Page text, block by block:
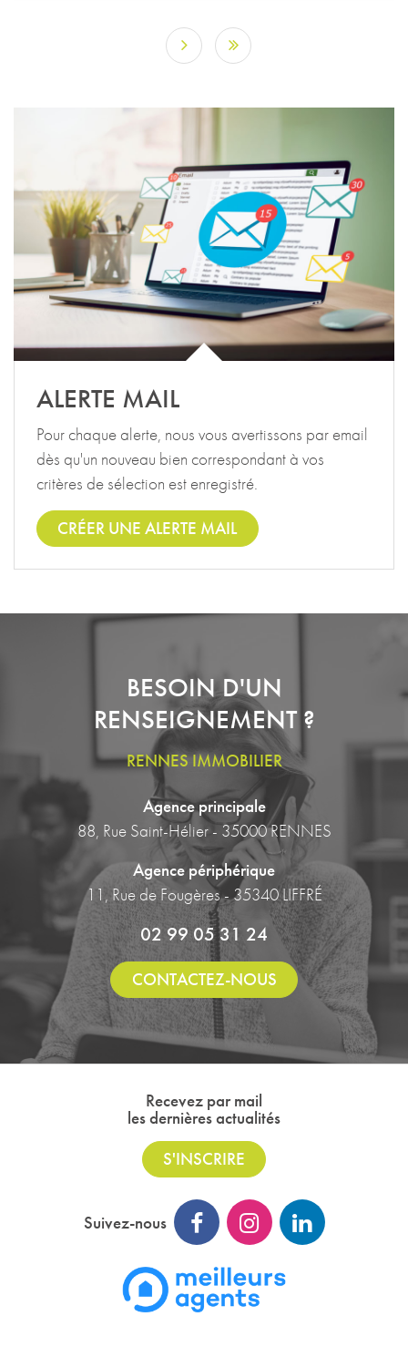
ALERTE MAIL
Pour chaque alerte, nous vous avertissons par email
dès qu'un nouveau bien correspondant à vos
critères de sélection est enregistré.
CRÉER UNE ALERTE MAIL
BESOIN D'UN
RENSEIGNEMENT ?
RENNES IMMOBILIER
Agence principale
88, Rue Saint-Hélier - 35000 RENNES
Agence périphérique
11, Rue de Fougères - 35340 LIFFRÉ
02 99 05 31 24
CONTACTEZ-NOUS
Recevez par mail
les dernières actualités
S'INSCRIRE
Suivez-nous